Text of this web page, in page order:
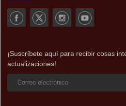
¡Suscríbete aquí para recibir cosas
actualizaciones!